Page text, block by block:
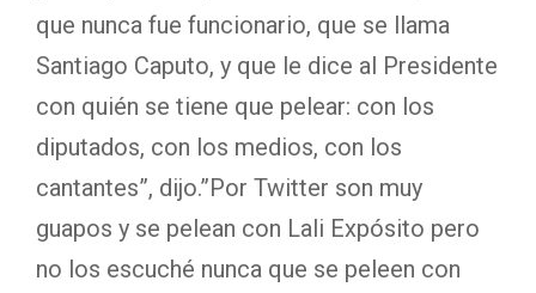
que nunca fue funcionario, que se llama
Santiago Caputo, y que le dice al Presidente
con quién se tiene que pelear: con los
diputados, con los medios, con los
cantantes”, dijo.”Por Twitter son muy
guapos y se pelean con Lali Expósito pero
no los escuché nunca que se peleen con